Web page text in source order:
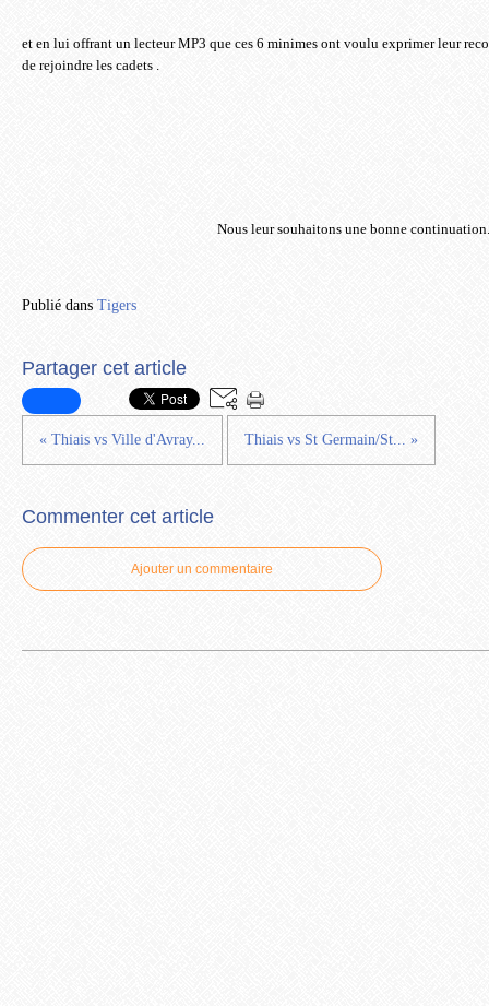
et en lui offrant un lecteur MP3 que ces 6 minimes ont voulu exprimer leur
de rejoindre les cadets .
Nous leur souhaitons une bonne
Publié dans Tigers
Partager cet article
« Thiais vs Ville d'Avray... Thiais vs St Germain/St... »
Commenter cet article
Ajouter un commentaire